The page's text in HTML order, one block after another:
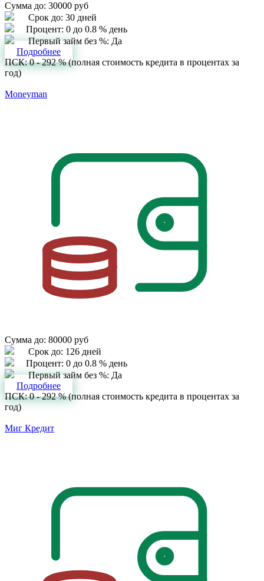
Сумма до: 30000 руб
Срок до: 30 дней
Процент: 0 до 0.8 % день
Первый займ без %: Да
Подробнее
ПСК: 0 - 292 % (полная стоимость кредита в процентах за
год)
Moneyman
Сумма до: 80000 руб
Срок до: 126 дней
Процент: 0 до 0.8 % день
Первый займ без %: Да
Подробнее
ПСК: 0 - 292 % (полная стоимость кредита в процентах за
год)
Миг Кредит